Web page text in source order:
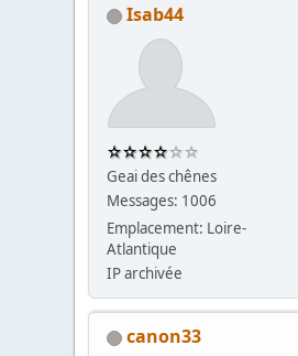
Isab44
Geai des chênes
Messages: 1006
Emplacement: Loire-
Atlantique
IP archivée
canon33